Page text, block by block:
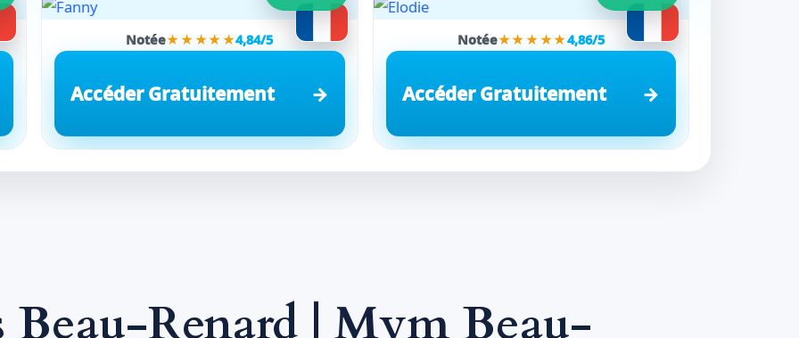
Notée★★★★★4,84/5
Accéder Gratuitement
Notée★★★★★4,86/5
Accéder Gratuitement
Renard | Mym Beau-